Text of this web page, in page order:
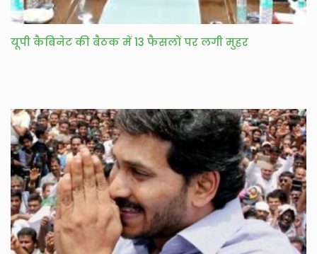
यूपी कैबिनेट की बैठक में 13 फैसलों पर लगी मुहर